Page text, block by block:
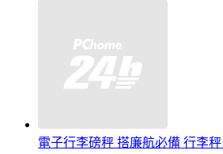
電子行李磅秤 搭廉航必備 行李